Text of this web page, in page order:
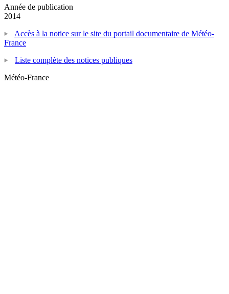
Année de publication
2014
Accès à la notice sur le site du portail documentaire de Météo-
France
Liste complète des notices publiques
Météo-France